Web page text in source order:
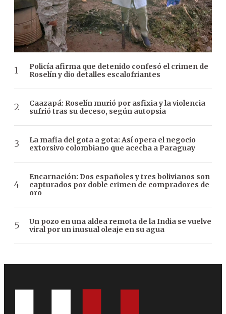
Policía afirma que detenido confesó el crimen de
Roselín y dio detalles escalofriantes
Caazapá: Roselín murió por asfixia y la violencia
sufrió tras su deceso, según autopsia
La mafia del gota a gota: Así opera el negocio
extorsivo colombiano que acecha a Paraguay
Encarnación: Dos españoles y tres bolivianos son
capturados por doble crimen de compradores de
oro
Un pozo en una aldea remota de la India se vuelve
viral por un inusual oleaje en su agua